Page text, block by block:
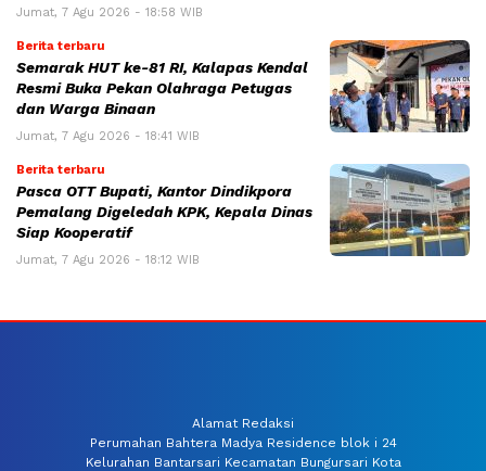
Jumat, 7 Agu 2026 - 18:58 WIB
Berita terbaru
Semarak HUT ke-81 RI, Kalapas Kendal
Resmi Buka Pekan Olahraga Petugas
dan Warga Binaan
Jumat, 7 Agu 2026 - 18:41 WIB
Berita terbaru
Pasca OTT Bupati, Kantor Dindikpora
Pemalang Digeledah KPK, Kepala Dinas
Siap Kooperatif
Jumat, 7 Agu 2026 - 18:12 WIB
Alamat Redaksi
Perumahan Bahtera Madya Residence blok i 24
Kelurahan Bantarsari Kecamatan Bungursari Kota